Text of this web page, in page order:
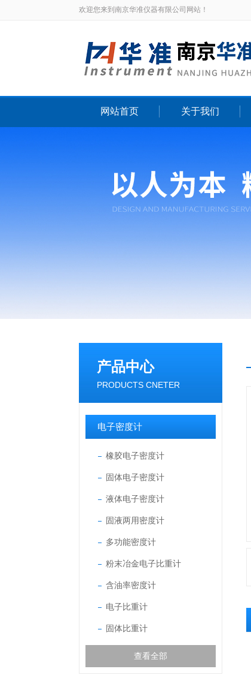
欢迎您来到南京华准仪器有限公司网站！
网站首页 关于我们
产品中心
PRODUCTS CNETER
电子密度计
橡胶电子密度计
固体电子密度计
液体电子密度计
固液两用密度计
多功能密度计
粉末冶金电子比重计
含油率密度计
电子比重计
固体比重计
查看全部